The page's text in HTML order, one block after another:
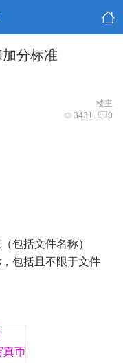
分标准
楼主
3431 0
包括文件名称）
包括且不限于文件
真币